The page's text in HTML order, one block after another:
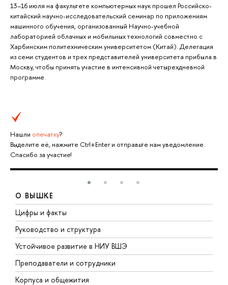
13–16 июля на факультете компьютерных наук прошел Российско-
китайский научно-исследовательский семинар по приложениям
машинного обучения, организованный Научно-учебной
лабораторией облачных и мобильных технологий совместно с
Харбинским политехническим университетом (Китай). Делегация
из семи студентов и трех представителей университета прибыла в
Москву, чтобы принять участие в интенсивной четырехдневной
программе.
Нашли опечатку?
Выделите её, нажмите Ctrl+Enter и отправьте нам уведомление.
Спасибо за участие!
О ВЫШКЕ
Цифры и факты
Руководство и структура
Устойчивое развитие в НИУ ВШЭ
Преподаватели и сотрудники
Корпуса и общежития